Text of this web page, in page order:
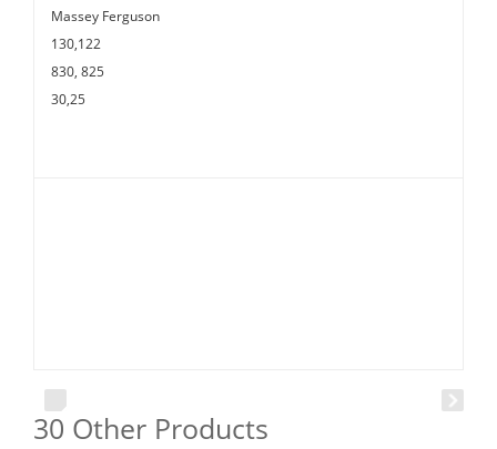
Massey Ferguson
130,122
830, 825
30,25
30 Other Products